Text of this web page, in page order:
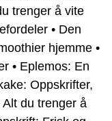
trenger å vite
• Den
hjemme •
• Eplemos: En
Oppskrifter,
Alt du trenger å